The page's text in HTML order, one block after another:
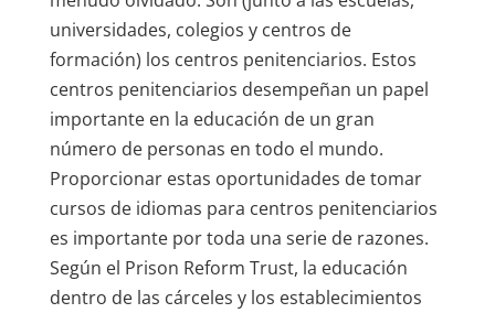
universidades, colegios y centros de
formación) los centros penitenciarios. Estos
centros penitenciarios desempeñan un papel
importante en la educación de un gran
número de personas en todo el mundo.
Proporcionar estas oportunidades de tomar
cursos de idiomas para centros penitenciarios
es importante por toda una serie de razones.
Según el Prison Reform Trust, la educación
dentro de las cárceles y los establecimientos